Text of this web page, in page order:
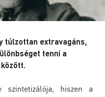
túlzottan extravagáns,
tenni a
hiszen a